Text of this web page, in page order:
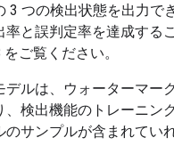
3 つの検出状態を出力で
と誤判定率を達成する
ご覧ください。
ルは、ウォーターマー
検出機能のトレーニン
サンプルが含まれてい